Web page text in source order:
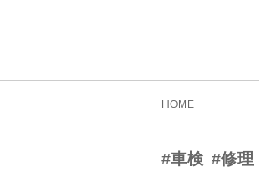
HOME
#車検 #修理